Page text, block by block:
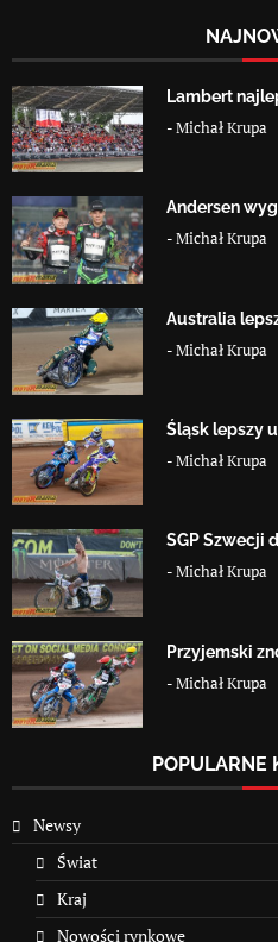
Lambert
-Michał Krupa
Andersen
-Michał Krupa
Australia
-Michał Krupa
Śląsk lepszy
-Michał Krupa
SGP Szwecji
-Michał Krupa
Przyjemski
-Michał Krupa
POPULARNE
Newsy
Świat
Kraj
Nowości rynkowe